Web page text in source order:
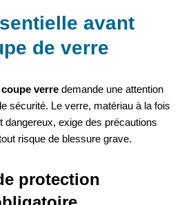
avant
de verre
verre demande une attention
sécurité. Le verre, matériau à la fois
dangereux, exige des précautions
risque de blessure grave.
protection